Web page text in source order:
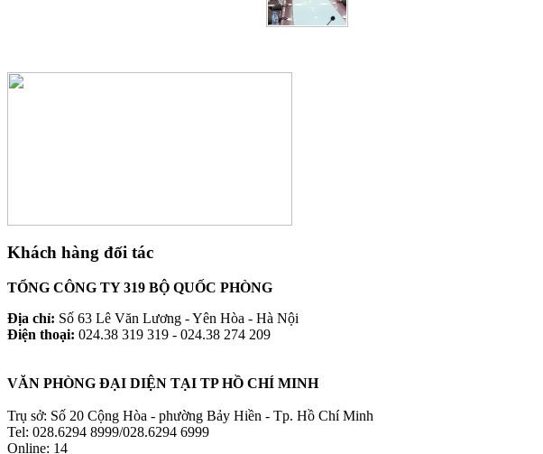
Khách hàng đối tác
TỔNG CÔNG TY 319 BỘ QUỐC PHÒNG
Địa chỉ: Số 63 Lê Văn Lương - Yên Hòa - Hà Nội
Điện thoại: 024.38 319 319 - 024.38 274 209
VĂN PHÒNG ĐẠI DIỆN TẠI TP HỒ CHÍ MINH
Trụ sở: Số 20 Cộng Hòa - phường Bảy Hiền - Tp. Hồ Chí Minh
Tel: 028.6294 8999/028.6294 6999
Online: 14